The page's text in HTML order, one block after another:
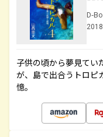
D-
子供の頃から夢見てい
が、島で出合うトロピ
憶。